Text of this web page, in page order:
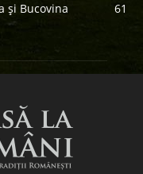
și Bucovina
61